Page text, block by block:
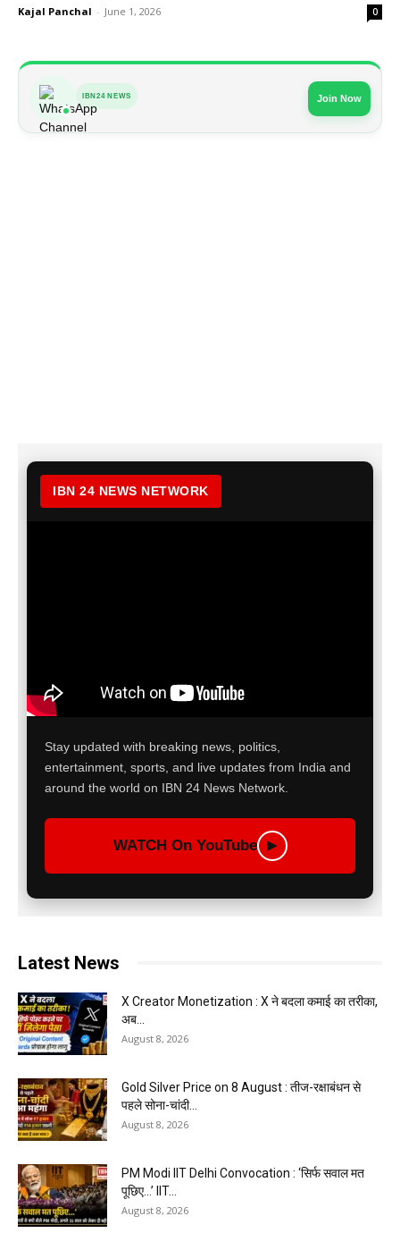
Kajal Panchal - June 1, 2026 0
IBN24 NEWS Join Now
IBN 24 NEWS NETWORK
Stay updated with breaking news, politics,
entertainment, sports, and live updates from India and
around the world on IBN 24 News Network.
WATCH On YouTube ▶
Latest News
X Creator Monetization : X ने बदला कमाई का तरीका,
अब...
August 8, 2026
Gold Silver Price on 8 August : तीज-रक्षाबंधन से
पहले सोना-चांदी...
August 8, 2026
PM Modi IIT Delhi Convocation : ‘सिर्फ सवाल मत
पूछिए…’ IIT...
August 8, 2026